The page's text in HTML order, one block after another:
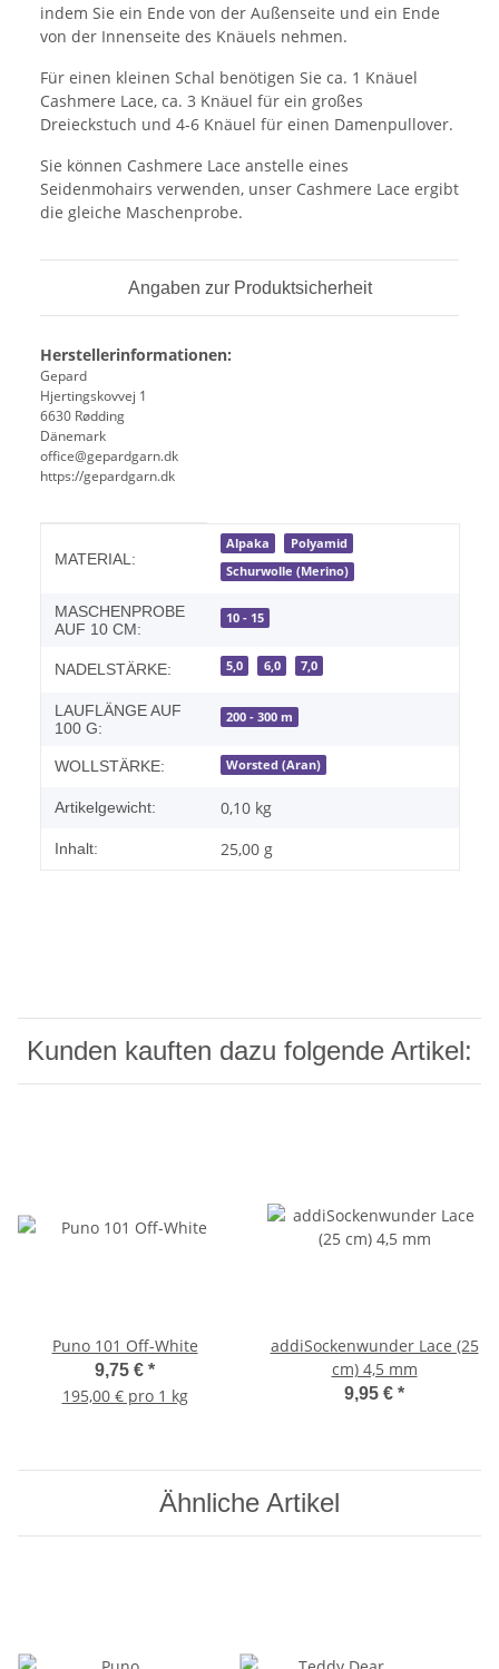
indem Sie ein Ende von der Außenseite und ein Ende
von der Innenseite des Knäuels nehmen.
Für einen kleinen Schal benötigen Sie ca. 1 Knäuel
Cashmere Lace, ca. 3 Knäuel für ein großes
Dreieckstuch und 4-6 Knäuel für einen Damenpullover.
Sie können Cashmere Lace anstelle eines
Seidenmohairs verwenden, unser Cashmere Lace ergibt
die gleiche Maschenprobe.
Angaben zur Produktsicherheit
Herstellerinformationen:
Gepard
Hjertingskovvej 1
6630 Rødding
Dänemark
office@gepardgarn.dk
https://gepardgarn.dk
MATERIAL:
Alpaka
Polyamid
Schurwolle (Merino)
MASCHENPROBE
AUF 10 CM:
10 - 15
NADELSTÄRKE: 5,0 6,0 7,0
LAUFLÄNGE AUF
100 G:
200 - 300 m
WOLLSTÄRKE: Worsted (Aran)
Artikelgewicht: 0,10 kg
Inhalt: 25,00 g
Kunden kauften dazu folgende Artikel:
Puno 101 Off-White
9,75 € *
195,00 € pro 1 kg
addiSockenwunder Lace (25
cm) 4,5 mm
9,95 € *
Ähnliche Artikel